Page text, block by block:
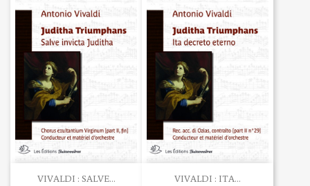
VIVALDI : SALVE... VIVALDI : ITA...